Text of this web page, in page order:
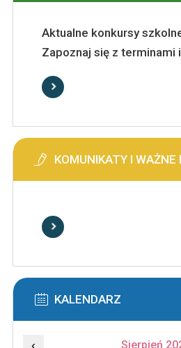
Aktualne konkursy
Zapoznaj się z terminami
KOMUNIKATY I WAŻNE
KALENDARZ
Sierpień